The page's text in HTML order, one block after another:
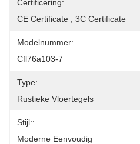
Certificering:
CE Certificate , 3C Certificate
Modelnummer:
Cfl76a103-7
Type:
Rustieke Vloertegels
Stijl::
Moderne Eenvoudig